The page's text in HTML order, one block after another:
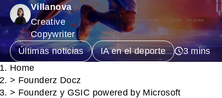
Villanova
Creative
Copywriter
Últimas noticias
IA en el deporte
Home
> Founderz Docz
> Founderz y GSIC powered by Microsoft